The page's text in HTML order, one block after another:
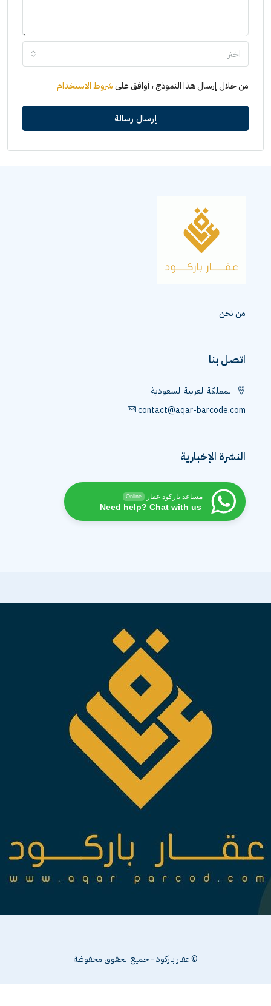
اختر
من خلال إرسال هذا النموذج ، أوافق علىشروط الاستخدام
إرسال رسالة
من نحن
اتصل بنا
المملكة العربية السعودية
contact@aqar-barcode.com
النشرة الإخبارية
مساعد باركود عقار Online
Need help? Chat with us
© عقار باركود - جميع الحقوق محفوظة